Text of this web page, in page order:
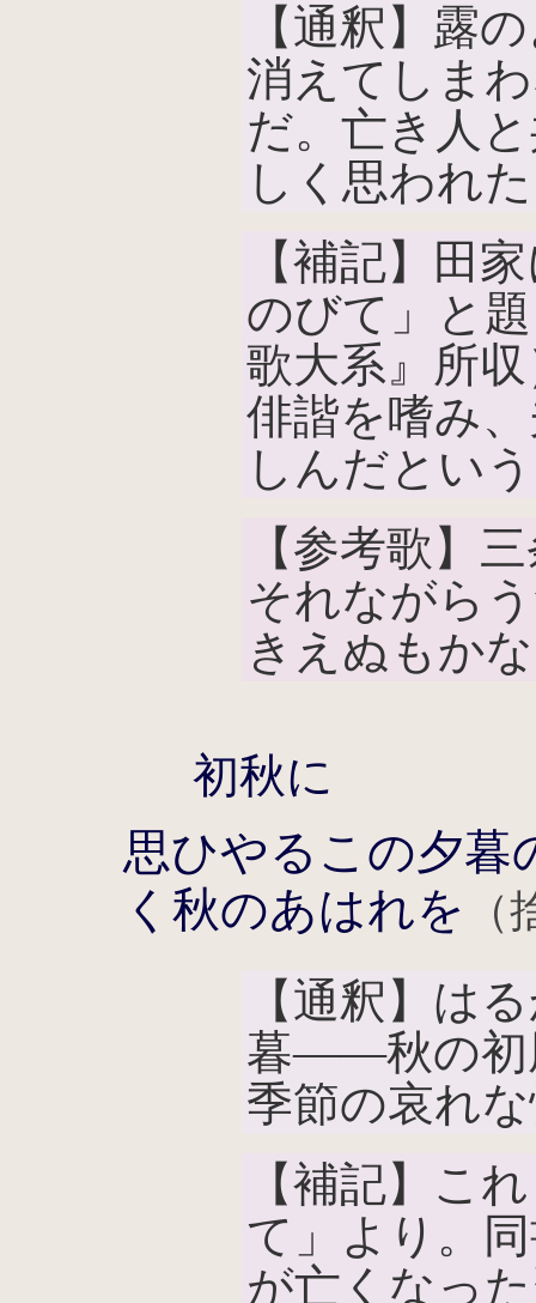
【通釈】露
消えてしま
だ。亡き人
しく思われ
【補記】田
のびて」と
歌大系』所
俳諧を嗜み
しんだとい
【参考歌】
それながら
きえぬもか
初秋に
思ひやるこの夕暮
く秋のあはれを
【通釈】は
暮――秋の初
季節の哀れ
【補記】こ
て」より。
が亡くなっ